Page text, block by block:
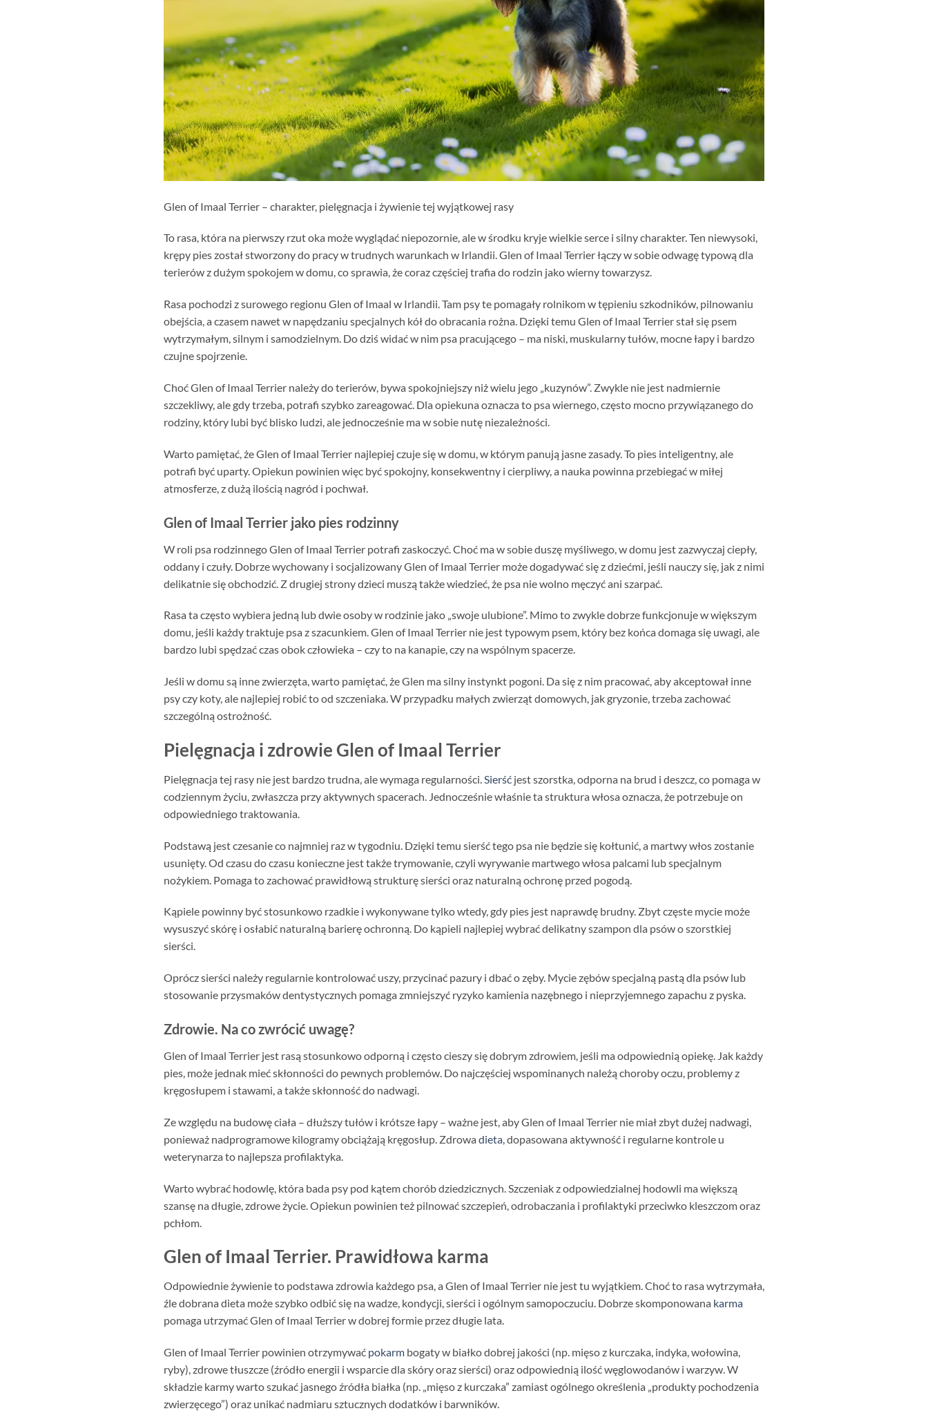
Glen of Imaal Terrier – charakter, pielęgnacja i żywienie tej wyjątkowej rasy
To rasa, która na pierwszy rzut oka może wyglądać niepozornie, ale w środku kryje wielkie serce i silny charakter. Ten niewysoki,
krępy pies został stworzony do pracy w trudnych warunkach w Irlandii. Glen of Imaal Terrier łączy w sobie odwagę typową dla
terierów z dużym spokojem w domu, co sprawia, że coraz częściej trafia do rodzin jako wierny towarzysz.
Rasa pochodzi z surowego regionu Glen of Imaal w Irlandii. Tam psy te pomagały rolnikom w tępieniu szkodników, pilnowaniu
obejścia, a czasem nawet w napędzaniu specjalnych kół do obracania rożna. Dzięki temu Glen of Imaal Terrier stał się psem
wytrzymałym, silnym i samodzielnym. Do dziś widać w nim psa pracującego – ma niski, muskularny tułów, mocne łapy i bardzo
czujne spojrzenie.
Choć Glen of Imaal Terrier należy do terierów, bywa spokojniejszy niż wielu jego „kuzynów”. Zwykle nie jest nadmiernie
szczekliwy, ale gdy trzeba, potrafi szybko zareagować. Dla opiekuna oznacza to psa wiernego, często mocno przywiązanego do
rodziny, który lubi być blisko ludzi, ale jednocześnie ma w sobie nutę niezależności.
Warto pamiętać, że Glen of Imaal Terrier najlepiej czuje się w domu, w którym panują jasne zasady. To pies inteligentny, ale
potrafi być uparty. Opiekun powinien więc być spokojny, konsekwentny i cierpliwy, a nauka powinna przebiegać w miłej
atmosferze, z dużą ilością nagród i pochwał.
Glen of Imaal Terrier jako pies rodzinny
W roli psa rodzinnego Glen of Imaal Terrier potrafi zaskoczyć. Choć ma w sobie duszę myśliwego, w domu jest zazwyczaj ciepły,
oddany i czuły. Dobrze wychowany i socjalizowany Glen of Imaal Terrier może dogadywać się z dziećmi, jeśli nauczy się, jak z nimi
delikatnie się obchodzić. Z drugiej strony dzieci muszą także wiedzieć, że psa nie wolno męczyć ani szarpać.
Rasa ta często wybiera jedną lub dwie osoby w rodzinie jako „swoje ulubione”. Mimo to zwykle dobrze funkcjonuje w większym
domu, jeśli każdy traktuje psa z szacunkiem. Glen of Imaal Terrier nie jest typowym psem, który bez końca domaga się uwagi, ale
bardzo lubi spędzać czas obok człowieka – czy to na kanapie, czy na wspólnym spacerze.
Jeśli w domu są inne zwierzęta, warto pamiętać, że Glen ma silny instynkt pogoni. Da się z nim pracować, aby akceptował inne
psy czy koty, ale najlepiej robić to od szczeniaka. W przypadku małych zwierząt domowych, jak gryzonie, trzeba zachować
szczególną ostrożność.
Pielęgnacja i zdrowie Glen of Imaal Terrier
Pielęgnacja tej rasy nie jest bardzo trudna, ale wymaga regularności. Sierść jest szorstka, odporna na brud i deszcz, co pomaga w
codziennym życiu, zwłaszcza przy aktywnych spacerach. Jednocześnie właśnie ta struktura włosa oznacza, że potrzebuje on
odpowiedniego traktowania.
Podstawą jest czesanie co najmniej raz w tygodniu. Dzięki temu sierść tego psa nie będzie się kołtunić, a martwy włos zostanie
usunięty. Od czasu do czasu konieczne jest także trymowanie, czyli wyrywanie martwego włosa palcami lub specjalnym
nożykiem. Pomaga to zachować prawidłową strukturę sierści oraz naturalną ochronę przed pogodą.
Kąpiele powinny być stosunkowo rzadkie i wykonywane tylko wtedy, gdy pies jest naprawdę brudny. Zbyt częste mycie może
wysuszyć skórę i osłabić naturalną barierę ochronną. Do kąpieli najlepiej wybrać delikatny szampon dla psów o szorstkiej
sierści.
Oprócz sierści należy regularnie kontrolować uszy, przycinać pazury i dbać o zęby. Mycie zębów specjalną pastą dla psów lub
stosowanie przysmaków dentystycznych pomaga zmniejszyć ryzyko kamienia nazębnego i nieprzyjemnego zapachu z pyska.
Zdrowie. Na co zwrócić uwagę?
Glen of Imaal Terrier jest rasą stosunkowo odporną i często cieszy się dobrym zdrowiem, jeśli ma odpowiednią opiekę. Jak każdy
pies, może jednak mieć skłonności do pewnych problemów. Do najczęściej wspominanych należą choroby oczu, problemy z
kręgosłupem i stawami, a także skłonność do nadwagi.
Ze względu na budowę ciała – dłuższy tułów i krótsze łapy – ważne jest, aby Glen of Imaal Terrier nie miał zbyt dużej nadwagi,
ponieważ nadprogramowe kilogramy obciążają kręgosłup. Zdrowa dieta , dopasowana aktywność i regularne kontrole u
weterynarza to najlepsza profilaktyka.
Warto wybrać hodowlę, która bada psy pod kątem chorób dziedzicznych. Szczeniak z odpowiedzialnej hodowli ma większą
szansę na długie, zdrowe życie. Opiekun powinien też pilnować szczepień, odrobaczania i profilaktyki przeciwko kleszczom oraz
pchłom.
Glen of Imaal Terrier. Prawidłowa karma
Odpowiednie żywienie to podstawa zdrowia każdego psa, a Glen of Imaal Terrier nie jest tu wyjątkiem. Choć to rasa wytrzymała,
źle dobrana dieta może szybko odbić się na wadze, kondycji, sierści i ogólnym samopoczuciu. Dobrze skomponowana karma
pomaga utrzymać Glen of Imaal Terrier w dobrej formie przez długie lata.
Glen of Imaal Terrier powinien otrzymywać pokarm bogaty w białko dobrej jakości (np. mięso z kurczaka, indyka, wołowina,
ryby), zdrowe tłuszcze (źródło energii i wsparcie dla skóry oraz sierści) oraz odpowiednią ilość węglowodanów i warzyw. W
składzie karmy warto szukać jasnego źródła białka (np. „mięso z kurczaka” zamiast ogólnego określenia „produkty pochodzenia
zwierzęcego”) oraz unikać nadmiaru sztucznych dodatków i barwników.